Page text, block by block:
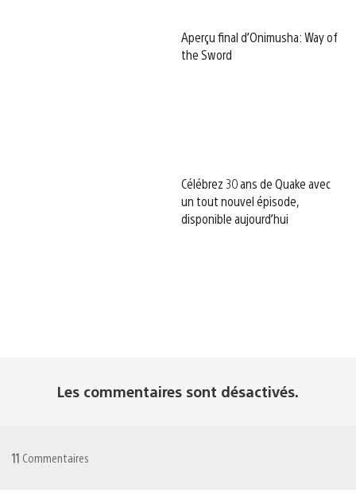
Aperçu final d’Onimusha: Way of
the Sword
Célébrez 30 ans de Quake avec
un tout nouvel épisode,
disponible aujourd’hui
Les commentaires sont désactivés.
11 Commentaires